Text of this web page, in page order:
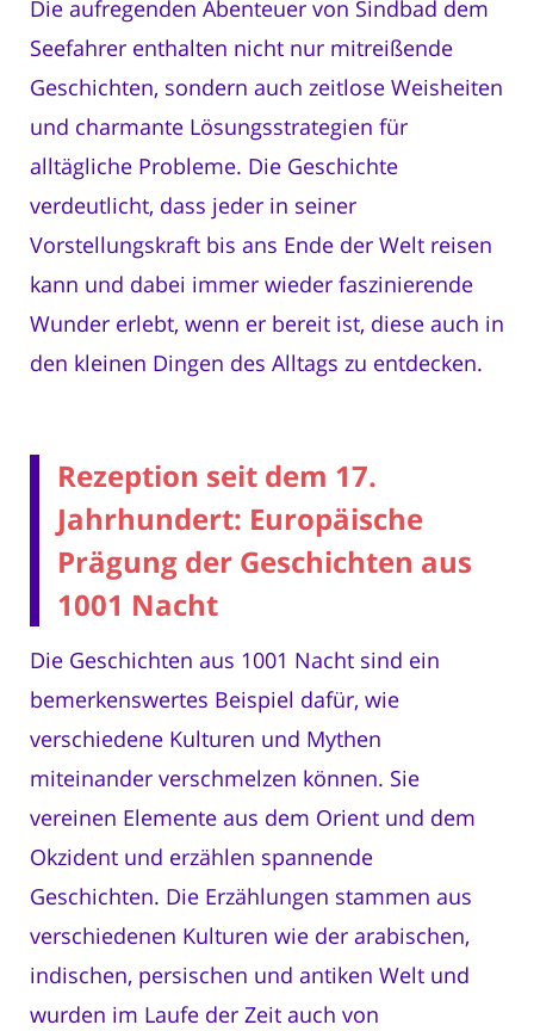
Die aufregenden Abenteuer von Sindbad dem
Seefahrer enthalten nicht nur mitreißende
Geschichten, sondern auch zeitlose Weisheiten
und charmante Lösungsstrategien für
alltägliche Probleme. Die Geschichte
verdeutlicht, dass jeder in seiner
Vorstellungskraft bis ans Ende der Welt reisen
kann und dabei immer wieder faszinierende
Wunder erlebt, wenn er bereit ist, diese auch in
den kleinen Dingen des Alltags zu entdecken.
Rezeption seit dem 17.
Jahrhundert: Europäische
Prägung der Geschichten aus
1001 Nacht
Die Geschichten aus 1001 Nacht sind ein
bemerkenswertes Beispiel dafür, wie
verschiedene Kulturen und Mythen
miteinander verschmelzen können. Sie
vereinen Elemente aus dem Orient und dem
Okzident und erzählen spannende
Geschichten. Die Erzählungen stammen aus
verschiedenen Kulturen wie der arabischen,
indischen, persischen und antiken Welt und
wurden im Laufe der Zeit auch von